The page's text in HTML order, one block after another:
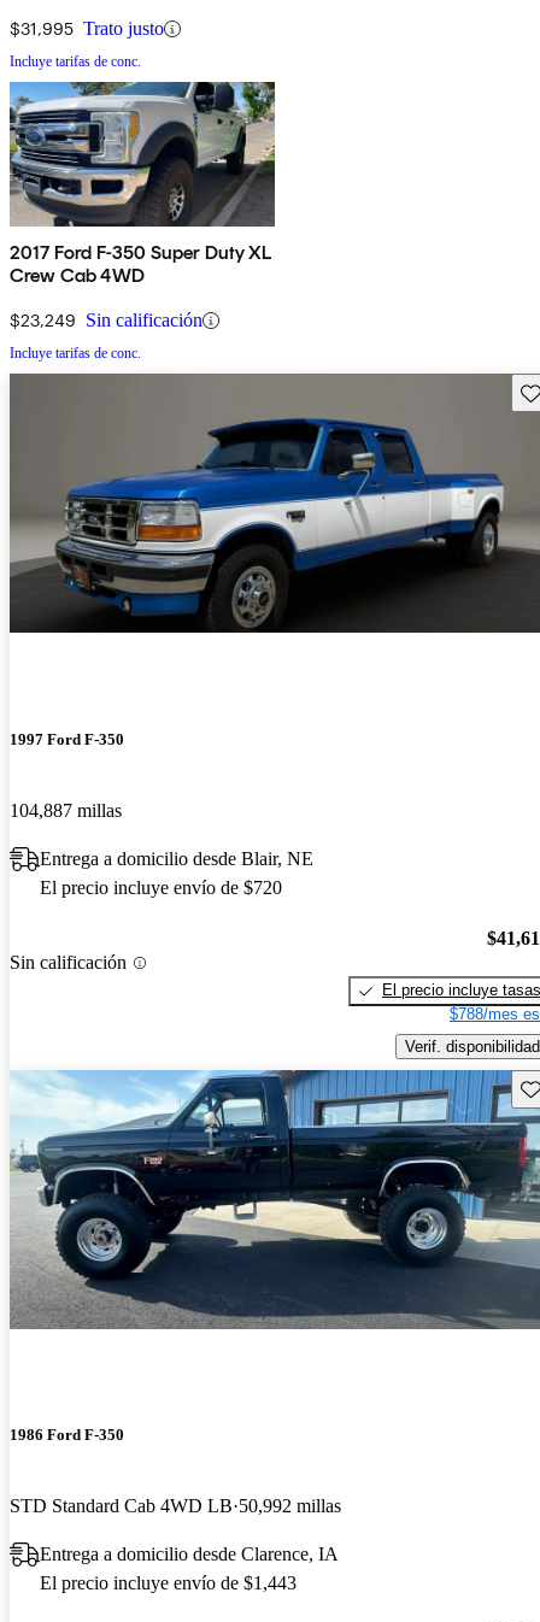
$31,995 Trato justo
Incluye tarifas de conc.
2017 Ford F-350 Super Duty XL
Crew Cab 4WD
$23,249 Sin calificación
Incluye tarifas de conc.
1997 Ford F-350
104,887 millas
Entrega a domicilio desde Blair, NE
El precio incluye envío de $720
Sin calificación
El precio incluye tasas
$788/mes
Verif. disponibilidad
1986 Ford F-350
STD Standard Cab 4WD LB 50,992 millas
Entrega a domicilio desde Clarence, IA
El precio incluye envío de $1,443